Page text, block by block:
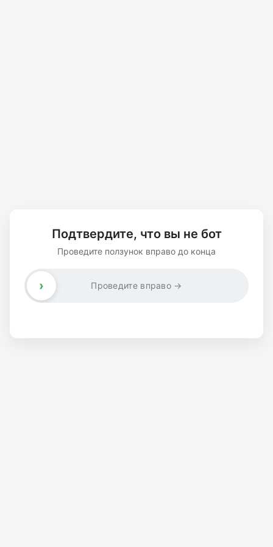
Подтвердите, что вы не бот
Проведите ползунок вправо до конца
Проведите вправо →
›